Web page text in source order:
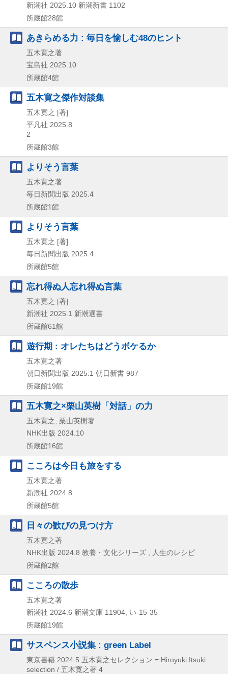
新潮社 2025.10 新潮新書 1102
所蔵館28館
あきらめる力 : 毎日を愉しむ48のヒント
五木寛之著
宝島社 2025.10
所蔵館4館
五木寛之傑作対談集
五木寛之 [著]
平凡社 2025.8
2
所蔵館3館
よりそう言葉
五木寛之著
毎日新聞出版 2025.4
所蔵館1館
よりそう言葉
五木寛之 [著]
毎日新聞出版 2025.4
所蔵館5館
忘れ得ぬ人忘れ得ぬ言葉
五木寛之 [著]
新潮社 2025.1 新潮選書
所蔵館61館
遊行期 : オレたちはどうボケるか
五木寛之著
朝日新聞出版 2025.1 朝日新書 987
所蔵館19館
五木寛之×栗山英樹「対話」の力
五木寛之, 栗山英樹著
NHK出版 2024.10
所蔵館16館
こころは今日も旅をする
五木寛之著
新潮社 2024.8
所蔵館5館
日々の歓びの見つけ方
五木寛之著
NHK出版 2024.8 教養・文化シリーズ , 人生のレシピ
所蔵館2館
こころの散歩
五木寛之著
新潮社 2024.6 新潮文庫 11904, い-15-35
所蔵館19館
サスペンス小説集 : green Label
東京書籍 2024.5 五木寛之セレクション = Hiroyuki Itsuki
selection / 五木寛之著 4